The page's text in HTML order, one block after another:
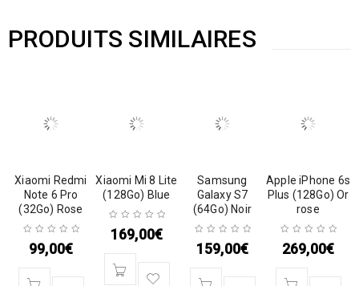
PRODUITS SIMILAIRES
Xiaomi Redmi
Note 6 Pro
(32Go) Rose
99,00€
Xiaomi Mi 8 Lite
(128Go) Blue
169,00€
Samsung
Galaxy S7
(64Go) Noir
159,00€
Apple iPhone 6s
Plus (128Go) Or
rose
269,00€